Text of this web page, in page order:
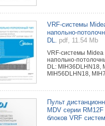
Уже через
можно будет
солнечные
С 1 сентября
микрогенерацию в
30 ИЮЛЯ 2026
двигателями
Новинка от
прямоугольный
30 ИЮЛЯ 2026
VRF-системы
напольно-
DL.
pdf, 11.54 Mb
VRF-системы Midea
напольно-
DL: MIH36DLHN18,
MIH56DLHN18,
Пульт
MDV серии
блоков VRF систем.